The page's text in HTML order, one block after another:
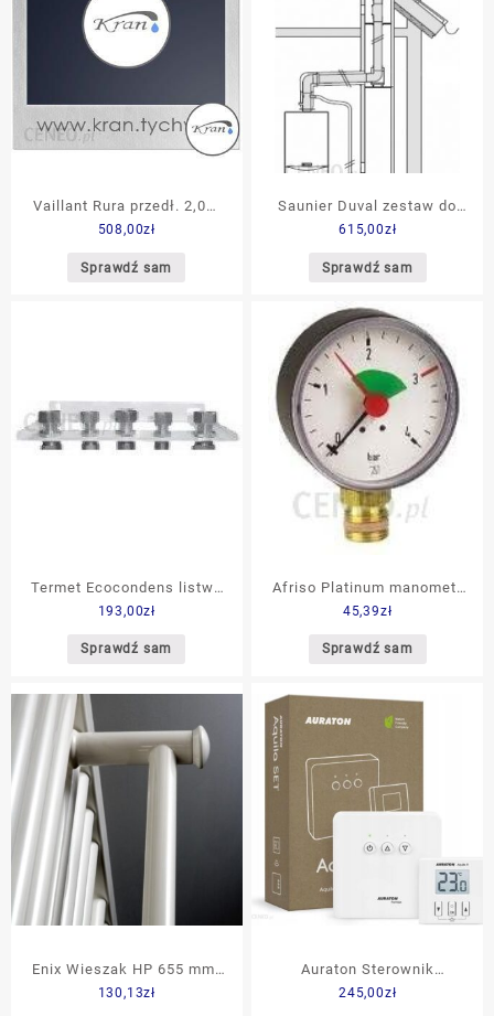
Vaillant Rura przedł. 2,0m
DN 80/125
508,00zł
Sprawdź sam
Saunier Duval zestaw do
szachtu 80/125 z kolanem
bez podpory do szachtu fi
SEMIA, THEMA CLASSIC
615,00zł
Sprawdź sam
Termet Ecocondens listwa
przyłączeniowa do kotłów
WKZ2204000000
193,00zł
Sprawdź sam
Afriso Platinum manometr
0-6 bar 1/4″ typ RF 63 D 201
Pionowy obudowa metalowa
45,39zł
Sprawdź sam
Enix Wieszak HP 655 mm)
Biały
130,13zł
Auraton Sterownik
Bezprzewodowy Regulator
245,00zł